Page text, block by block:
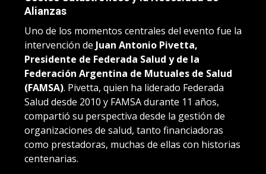
Alianzas
Uno de los momentos centrales del evento fue la
intervención de Juan Antonio Pivetta,
Presidente de Federada Salud y de la
Federación Argentina de Mutuales de Salud
(FAMSA). Pivetta, quien ha liderado Federada
Salud desde 2010 y FAMSA durante 11 años,
compartió su perspectiva desde la gestión de
organizaciones de salud, tanto financiadoras
como prestadoras, muchas de ellas con historias
centenarias.